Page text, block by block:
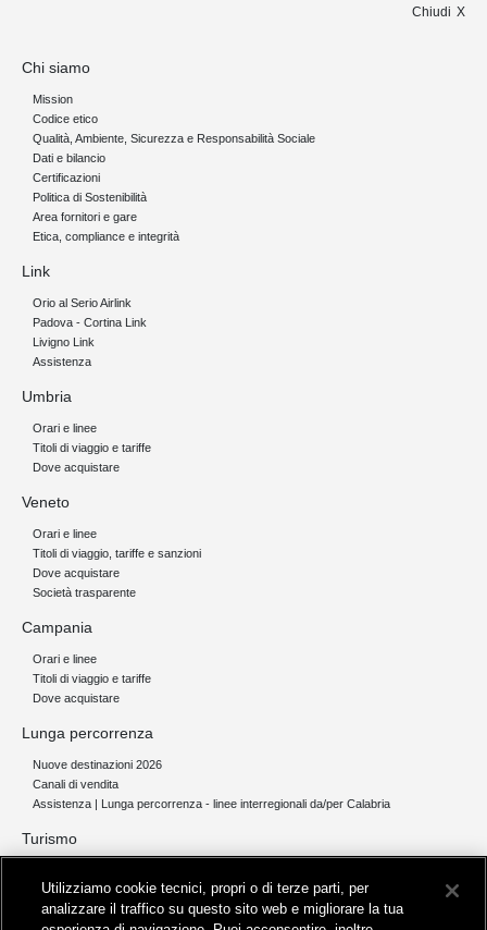
Chiudi
Chi siamo
Mission
Codice etico
Qualità, Ambiente, Sicurezza e Responsabilità Sociale
Dati e bilancio
Certificazioni
Politica di Sostenibilità
Area fornitori e gare
Etica, compliance e integrità
Link
Orio al Serio Airlink
Padova - Cortina Link
Livigno Link
Assistenza
Umbria
Orari e linee
Titoli di viaggio e tariffe
Dove acquistare
Veneto
Orari e linee
Titoli di viaggio, tariffe e sanzioni
Dove acquistare
Società trasparente
Campania
Orari e linee
Titoli di viaggio e tariffe
Dove acquistare
Lunga percorrenza
Nuove destinazioni 2026
Canali di vendita
Assistenza | Lunga percorrenza - linee interregionali da/per Calabria
Turismo
Servizi per aeroporti
Servizi di noleggio con conducente
Utilizziamo cookie tecnici, propri o di terze parti, per
analizzare il traffico su questo sito web e migliorare la tua